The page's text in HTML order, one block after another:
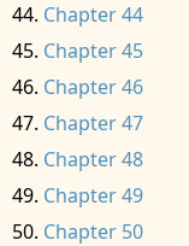
Chapter 44
Chapter 45
Chapter 46
Chapter 47
Chapter 48
Chapter 49
Chapter 50